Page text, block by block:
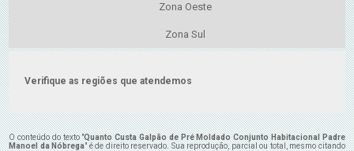
Zona Oeste
Zona Sul
Verifique as regiões que atendemos
O conteúdo do texto "Quanto Custa Galpão de Pré Moldado Conjunto Habitacional Padre
Manoel da Nóbrega" é de direito reservado. Sua reprodução, parcial ou total, mesmo citando